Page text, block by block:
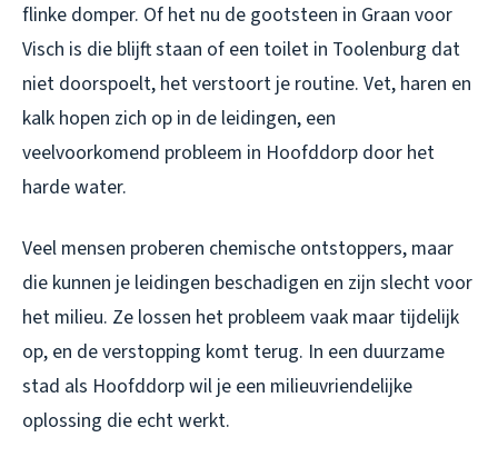
flinke domper. Of het nu de gootsteen in Graan voor
Visch is die blijft staan of een toilet in Toolenburg dat
niet doorspoelt, het verstoort je routine. Vet, haren en
kalk hopen zich op in de leidingen, een
veelvoorkomend probleem in Hoofddorp door het
harde water.
Veel mensen proberen chemische ontstoppers, maar
die kunnen je leidingen beschadigen en zijn slecht voor
het milieu. Ze lossen het probleem vaak maar tijdelijk
op, en de verstopping komt terug. In een duurzame
stad als Hoofddorp wil je een milieuvriendelijke
oplossing die echt werkt.